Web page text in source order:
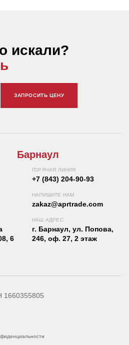
искали?
ЗАПРОСИТЬ ЦЕНУ
6
Барнаул
ГОРЯЧАЯ ЛИНИЯ
+7 (843) 204-90-93
НАПИШИТЕ НАМ
zakaz@aprtrade.com
НАШ АДРЕС
г. Барнаул, ул. Попова,
246, оф. 27, 2 этаж
1660355805